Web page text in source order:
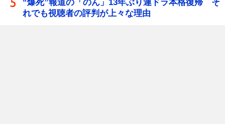
“爆死”報道の「のん」13年ぶり連ドラ本格復帰 そ
れでも視聴者の評判が上々な理由